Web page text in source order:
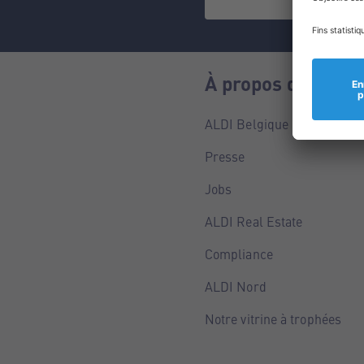
À propos de nous
ALDI Belgique
Presse
Jobs
ALDI Real Estate
Compliance
ALDI Nord
Notre vitrine à trophées